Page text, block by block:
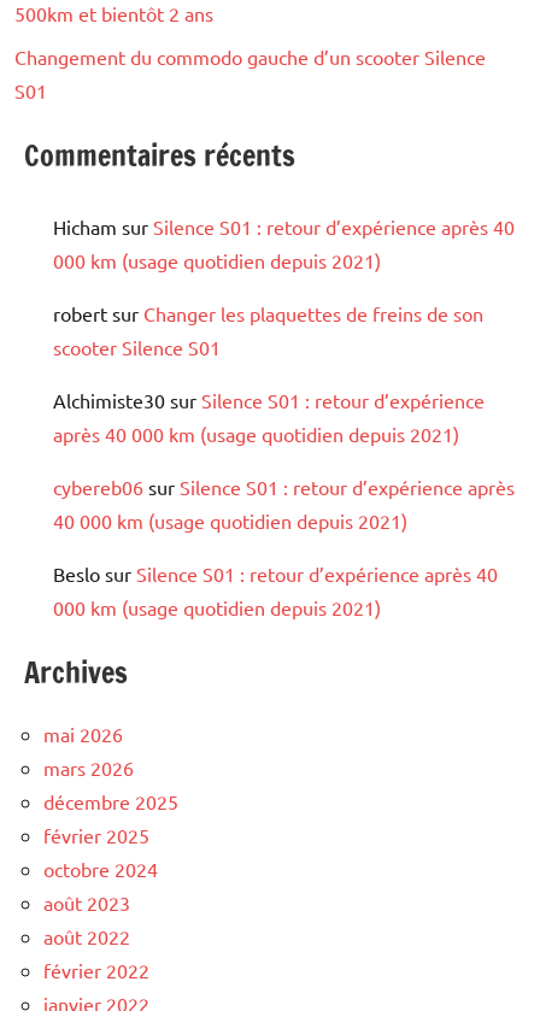
500km et bientôt 2 ans
Changement du commodo gauche d’un scooter Silence
S01
Commentaires récents
Hicham sur Silence S01 : retour d’expérience après 40
000 km (usage quotidien depuis 2021)
robert sur Changer les plaquettes de freins de son
scooter Silence S01
Alchimiste30 sur Silence S01 : retour d’expérience
après 40 000 km (usage quotidien depuis 2021)
cybereb06 sur Silence S01 : retour d’expérience après
40 000 km (usage quotidien depuis 2021)
Beslo sur Silence S01 : retour d’expérience après 40
000 km (usage quotidien depuis 2021)
Archives
mai 2026
mars 2026
décembre 2025
février 2025
octobre 2024
août 2023
août 2022
février 2022
janvier 2022